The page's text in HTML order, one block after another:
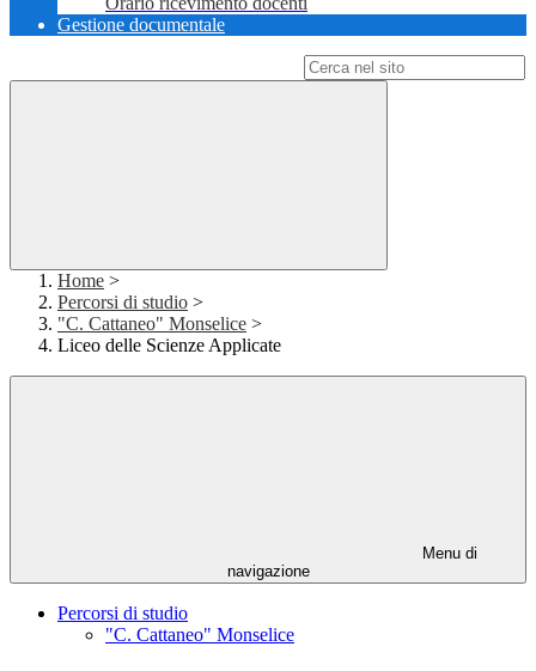
Gestione documentale
Home >
Percorsi di studio >
"C. Cattaneo" Monselice >
Liceo delle Scienze Applicate
Menu di
navigazione
Percorsi di studio
"C. Cattaneo" Monselice